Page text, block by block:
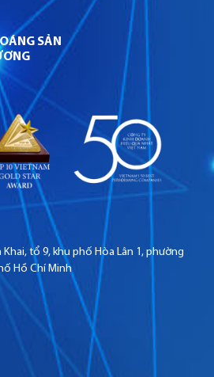
SẢN
Khai, tổ 9, khu phố Hòa Lân 1, phường
Hồ Chí Minh